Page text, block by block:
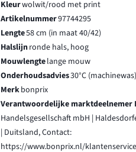
Kleurwolwit/rood met print
Artikelnummer97744295
Lengte58 cm (in maat 40/42)
Halslijnronde hals, hoog
Mouwlengtelange mouw
Onderhoudsadvies30°C (machinewas)
Merkbonprix
Verantwoordelijke marktdeelnemer
Handelsgesellschaft mbH |
| Duitsland, Contact:
https://www.bonprix.nl/